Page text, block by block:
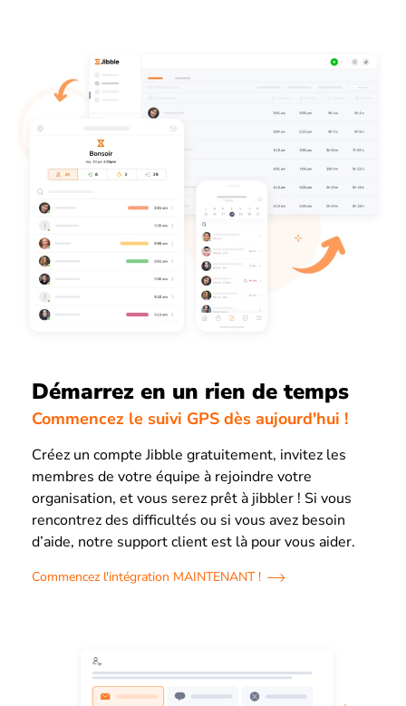
Démarrez en un rien de temps
Commencez le suivi GPS dès aujourd'hui !
Créez un compte Jibble gratuitement, invitez les
membres de votre équipe à rejoindre votre
organisation, et vous serez prêt à jibbler ! Si vous
rencontrez des difficultés ou si vous avez besoin
d’aide, notre support client est là pour vous aider.
Commencez l'intégration MAINTENANT !